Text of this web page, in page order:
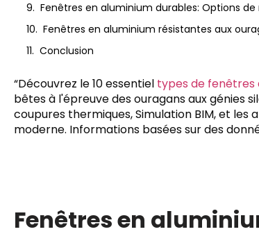
Fenêtres en aluminium durables: Options
Fenêtres en aluminium résistantes aux
Conclusion
“Découvrez le 10 essentiel types de fenêtres
bêtes à l'épreuve des ouragans aux génies
coupures thermiques, Simulation BIM, et
moderne. Informations basées sur des
Fenêtres en